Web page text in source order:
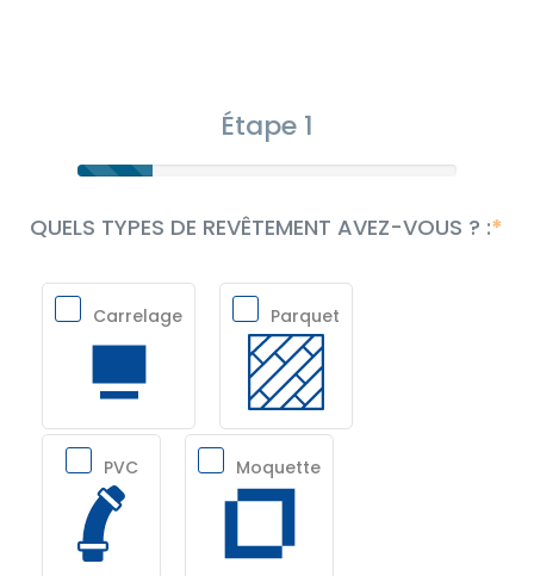
Étape 1
QUELS TYPES DE REVÊTEMENT AVEZ-VOUS ? :
Carrelage Parquet
PVC Moquette